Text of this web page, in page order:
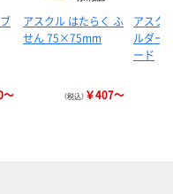
～
アスクル はたらく ふ
せん 75×75mm
（税込） ￥407～
アスク
ルダー
ード